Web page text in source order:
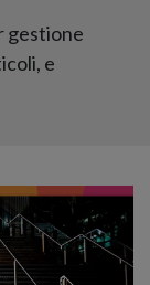
gestione
e